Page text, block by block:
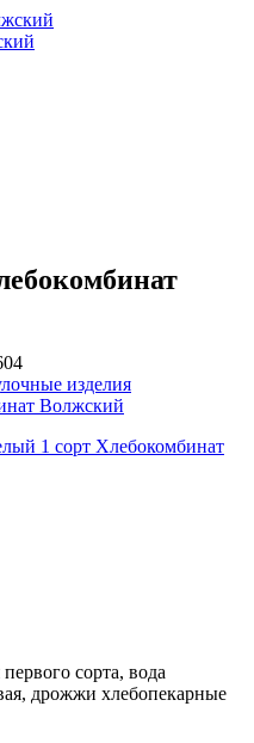
04
изделия
сорта, вода
дрожжи хлебопекарные